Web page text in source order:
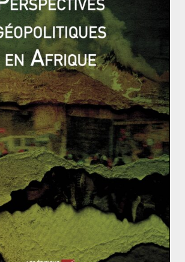
véhicules militaires. «
» au profit de l’Azerbaïdjan,
, enseignant à Science Po et
directe et décisive des turcs dans ce
aux yeux du monde que le pays
Russie, une puissance de plus en plus
la région. Néanmoins, depuis 2018, la
vouloir se désengager du Moyen-
une nouvelle zone d’influence
et plus facile à contrôler. Le pays a
une politique économique et
en Asie Orientale et en Afrique.
France
interventionnistes turcs, la